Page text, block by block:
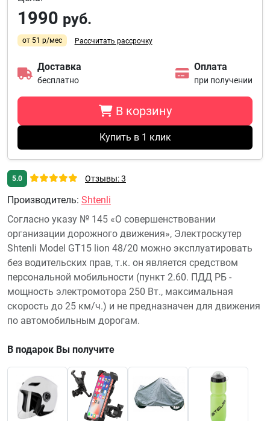
1990 руб.
от 51 р/мес Рассчитать рассрочку
Доставка
бесплатно
Оплата
при получении
В корзину
Купить в 1 клик
5.0 Отзывы: 3
Производитель: Shtenli
Согласно указу № 145 «О совершенствовании
организации дорожного движения», Электроскутер
Shtenli Model GT15 lion 48/20 можно эксплуатировать
без водительских прав, т.к. он является средством
персональной мобильности (пункт 2.60. ПДД РБ -
мощность электромотора 250 Вт., максимальная
скорость до 25 км/ч.) и не предназначен для движения
по автомобильным дорогам.
В подарок Вы получите